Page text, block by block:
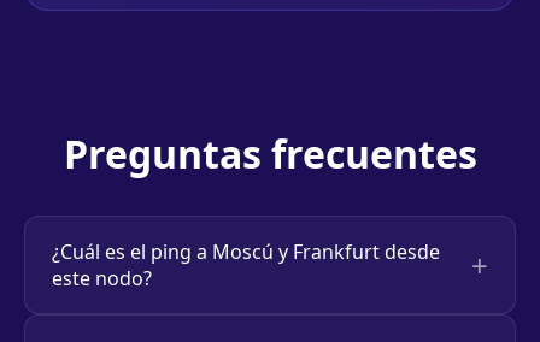
Preguntas frecuentes
¿Cuál es el ping a Moscú y Frankfurt desde
este nodo?